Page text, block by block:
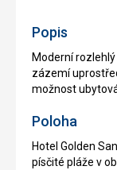
Popis
Moderní
zázemí
možnost
Poloha
Hotel Golden
písčité pláže v